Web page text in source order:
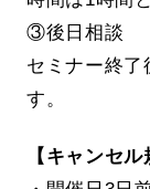
③後日相談
セミナー終
す。
【キャンセル